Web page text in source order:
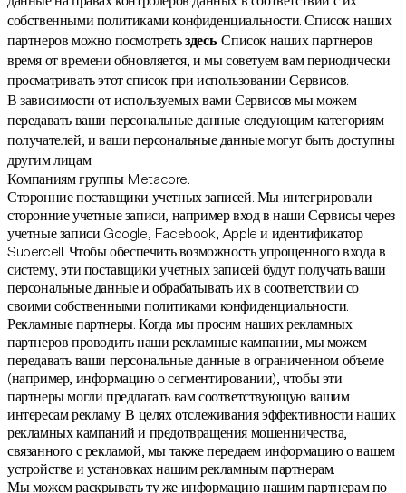
собственными политиками конфиденциальности. Список наших
партнеров можно посмотретьздесь. Список наших партнеров
время от времени обновляется, и мы советуем вам периодически
просматривать этот список при использовании Сервисов.
В зависимости от используемых вами Сервисов мы можем
передавать ваши персональные данные следующим категориям
получателей, и ваши персональные данные могут быть доступны
другим лицам:
Компаниям группы Metacore.
Сторонние поставщики учетных записей. Мы интегрировали
сторонние учетные записи, например вход в наши Сервисы через
учетные записи Google, Facebook, Apple и идентификатор
Supercell. Чтобы обеспечить возможность упрощенного входа в
систему, эти поставщики учетных записей будут получать ваши
персональные данные и обрабатывать их в соответствии со
своими собственными политиками конфиденциальности.
Рекламные партнеры. Когда мы просим наших рекламных
партнеров проводить наши рекламные кампании, мы можем
передавать ваши персональные данные в ограниченном объеме
(например, информацию о сегментировании), чтобы эти
партнеры могли предлагать вам соответствующую вашим
интересам рекламу. В целях отслеживания эффективности наших
рекламных кампаний и предотвращения мошенничества,
связанного с рекламой, мы также передаем информацию о вашем
устройстве и установках нашим рекламным партнерам.
Мы можем раскрывать ту же информацию нашим партнерам по